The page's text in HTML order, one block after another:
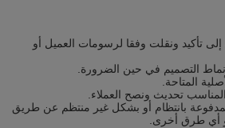
تأكيد ونقلت وفقا لرسومات العميل أو
المدفوعة بانتظام أو بشكل غير منتظم عن طريق
أو أي طرق أخرى.